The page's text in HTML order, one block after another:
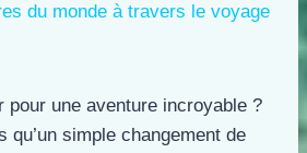
du monde à travers le voyage
pour une aventure incroyable ?
qu’un simple changement de